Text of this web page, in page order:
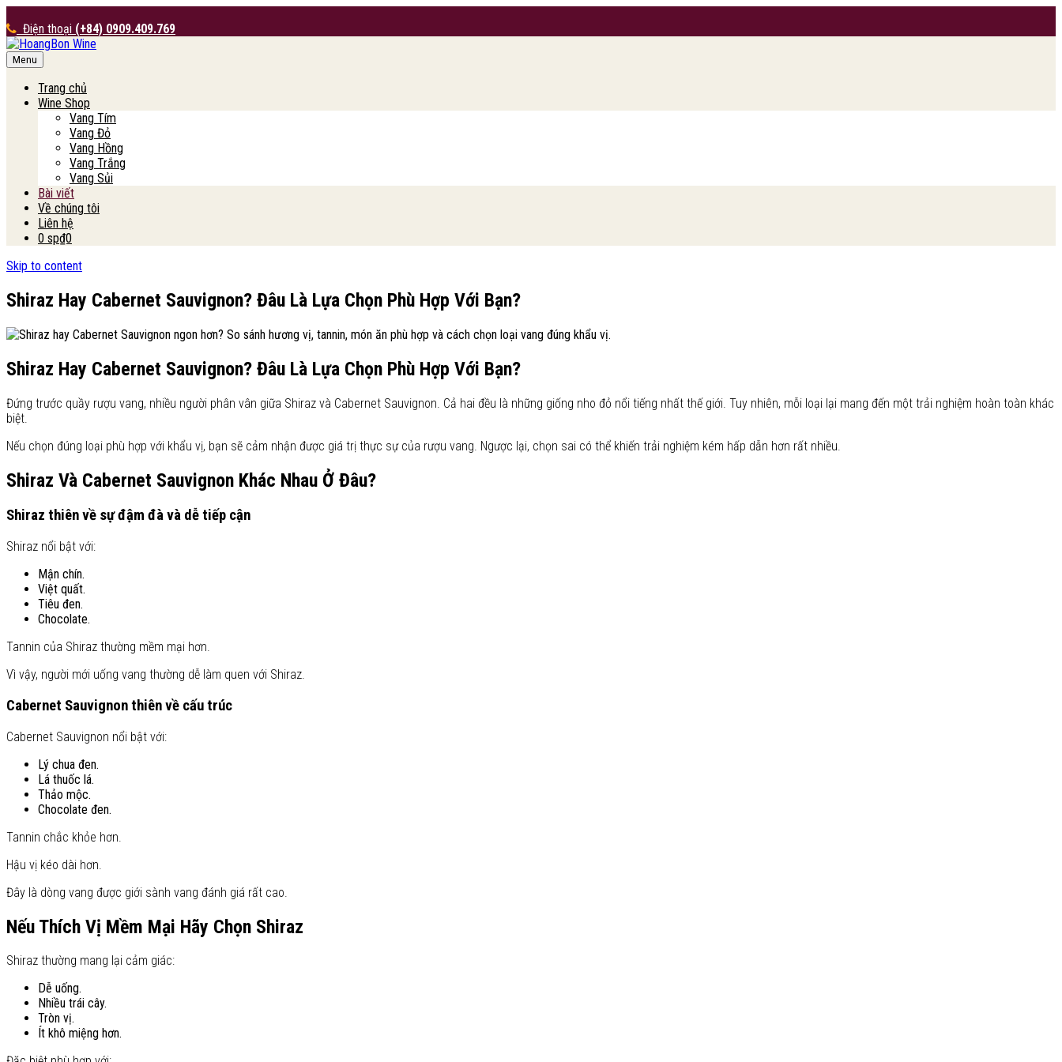
Điện thoại (+84) 0909.409.769
HoangBon Wine
Menu
Trang chủ
Wine Shop
Vang Tím
Vang Đỏ
Vang Hồng
Vang Trắng
Vang Sủi
Bài viết
Về chúng tôi
Liên hệ
0 sp₫0
Skip to content
Shiraz Hay Cabernet Sauvignon? Đâu Là Lựa Chọn Phù Hợp Với Bạn?
Shiraz Hay Cabernet Sauvignon? Đâu Là Lựa Chọn Phù Hợp Với Bạn?
Đứng trước quầy rượu vang, nhiều người phân vân giữa Shiraz và Cabernet Sauvignon. Cả hai đều là những giống nho đỏ nổi tiếng nhất thế giới. Tuy nhiên, mỗi loại lại mang đến một trải nghiệm hoàn toàn khác
biệt.
Nếu chọn đúng loại phù hợp với khẩu vị, bạn sẽ cảm nhận được giá trị thực sự của rượu vang. Ngược lại, chọn sai có thể khiến trải nghiệm kém hấp dẫn hơn rất nhiều.
Shiraz Và Cabernet Sauvignon Khác Nhau Ở Đâu?
Shiraz thiên về sự đậm đà và dễ tiếp cận
Shiraz nổi bật với:
Mận chín.
Việt quất.
Tiêu đen.
Chocolate.
Tannin của Shiraz thường mềm mại hơn.
Vì vậy, người mới uống vang thường dễ làm quen với Shiraz.
Cabernet Sauvignon thiên về cấu trúc
Cabernet Sauvignon nổi bật với:
Lý chua đen.
Lá thuốc lá.
Thảo mộc.
Chocolate đen.
Tannin chắc khỏe hơn.
Hậu vị kéo dài hơn.
Đây là dòng vang được giới sành vang đánh giá rất cao.
Nếu Thích Vị Mềm Mại Hãy Chọn Shiraz
Shiraz thường mang lại cảm giác:
Dễ uống.
Nhiều trái cây.
Tròn vị.
Ít khô miệng hơn.